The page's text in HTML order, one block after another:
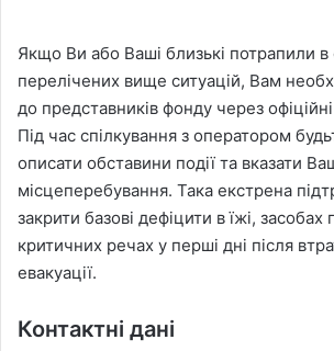
Якщо Ви або Ваші близькі потрапили в
перелічених вище ситуацій, Вам
до представників фонду через офіційні
Під час спілкування з оператором
описати обставини події та вказати
місцеперебування. Така екстрена
закрити базові дефіцити в їжі, засобах
критичних речах у перші дні після
евакуації.
Контактні дані